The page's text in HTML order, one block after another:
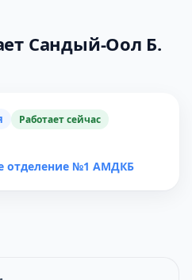
Сандый-Оол Б.
Работает сейчас
отделение №1 АМДКБ